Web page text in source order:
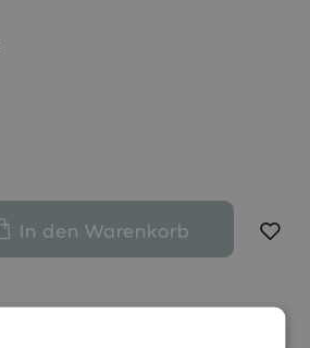
In den Warenkorb